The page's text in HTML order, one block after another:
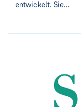
entwickelt. Sie…